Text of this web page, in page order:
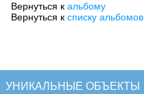
Вернуться к альбому
Вернуться к списку альбомов
УНИКАЛЬНЫЕ ОБЪЕКТЫ